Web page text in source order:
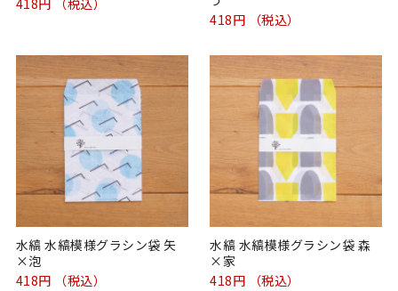
418円 （税込）
水縞 水縞模様グラシン袋 矢
×泡
418円 （税込）
水縞 水縞模様グラシン袋 森
×家
418円 （税込）